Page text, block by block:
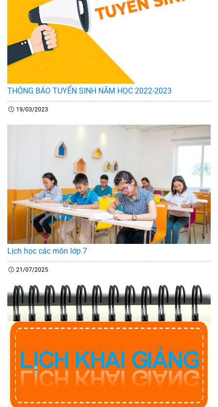
THÔNG BÁO TUYỂN SINH NĂM HỌC 2022-2023
19/03/2023
Lịch học các môn lớp 7
21/07/2025